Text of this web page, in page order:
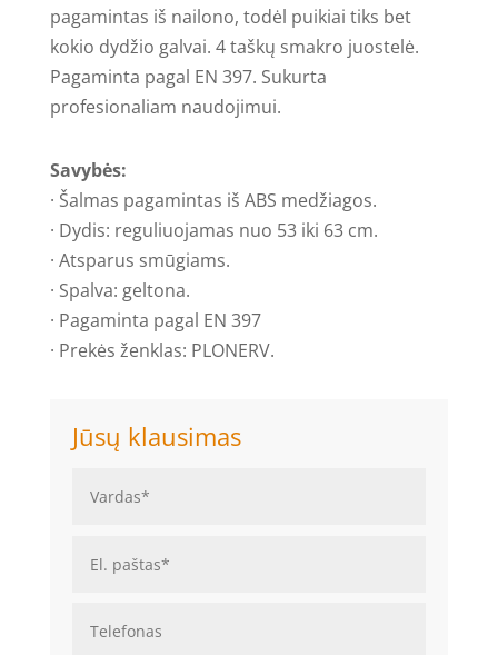
pagamintas iš nailono, todėl puikiai tiks bet
kokio dydžio galvai. 4 taškų smakro juostelė.
Pagaminta pagal EN 397. Sukurta
profesionaliam naudojimui.
Savybės:
· Šalmas pagamintas iš ABS medžiagos.
· Dydis: reguliuojamas nuo 53 iki 63 cm.
· Atsparus smūgiams.
· Spalva: geltona.
· Pagaminta pagal EN 397
· Prekės ženklas: PLONERV.
Jūsų klausimas